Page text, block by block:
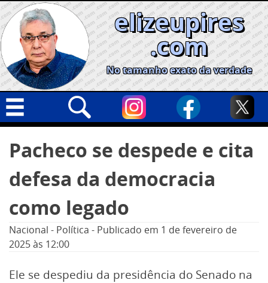
Skip
to
content
elizeupires
.com
No tamanho exato da verdade
Geral
Cidades
Opinião
por:
Pacheco se despede e cita
defesa da democracia
como legado
Nacional - Política - Publicado em 1 de fevereiro de
2025às 12:00
Ele se despediu da presidência do Senado na